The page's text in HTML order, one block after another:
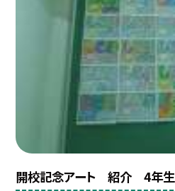
開校記念アート 紹介 4年生